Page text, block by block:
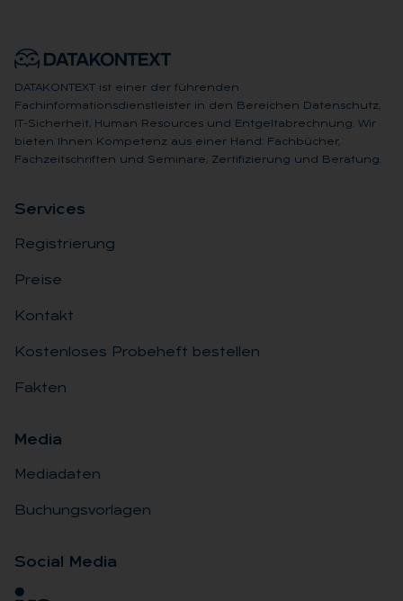
DATAKONTEXT ist einer der führenden
Fachinformationsdienstleister in den Bereichen Datenschutz,
IT-Sicherheit, Human Resources und Entgeltabrechnung. Wir
bieten Ihnen Kompetenz aus einer Hand: Fachbücher,
Fachzeitschriften und Seminare, Zertifizierung und Beratung.
Ser­vices
Registrierung
Preise
Kontakt
Kostenloses Probeheft bestellen
Fakten
Me­dia
Mediadaten
Buchungsvorlagen
So­ci­al Me­dia